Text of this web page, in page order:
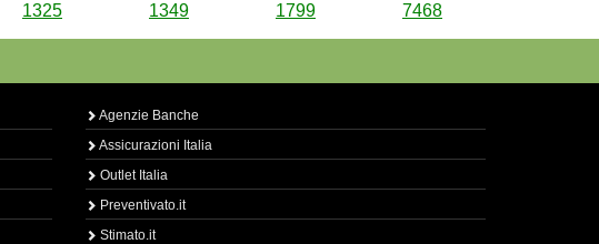
1325 1349 1799 7468
Agenzie Banche
Assicurazioni Italia
Outlet Italia
Preventivato.it
Stimato.it